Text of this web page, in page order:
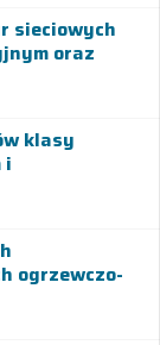
sieciowych
oraz
klasy
i
ogrzewczo-